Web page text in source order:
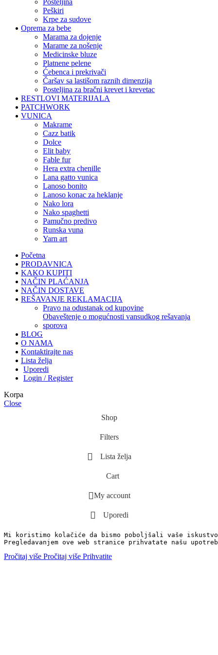
posteljina
peškiri
krpe za sudove
Oprema za bebe
marama za dojenje
marame za nošenje
medicinske bluze
platnene pelene
ćebenca i prekrivači
čaršav sa lastišom raznih dimenzija
posteljina za bračni krevet i krevetac
RESTLOVI MATERIJALA
PATCHWORK
VUNICA
makrame
cazz batik
dolce
elit baby
fable fur
hera extra chenille
lana gatto vunica
lanoso bonito
lanoso konac za heklanje
nako lora
nako spaghetti
pamučno predivo
runska vuna
yarn art
Početna
PRODAVNICA
KAKO KUPITI
NAČIN PLAĆANJA
NAČIN DOSTAVE
REŠAVANJE REKLAMACIJA
pravo na odustanak od kupovine
obaveštenje o mogućnosti vansudkog rešavanja
sporova
BLOG
O NAMA
Kontaktirajte nas
Lista želja
Uporedi
Login / Register
Korpa
Close
Shop
Filters
Lista želja
Cart
My account
Uporedi
Mi koristimo kolačiće da bismo poboljšali vaše
Pregledavanjem ove web stranice prihvatate našu
Pročitaj više Pročitaj više Prihvatite